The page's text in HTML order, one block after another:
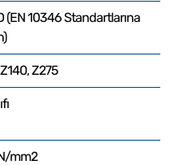
(EN 10346 Standartlarına
Z275
mm2